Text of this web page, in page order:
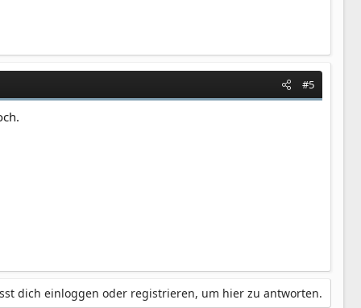
#5
dich einloggen oder registrieren, um hier zu antworten.